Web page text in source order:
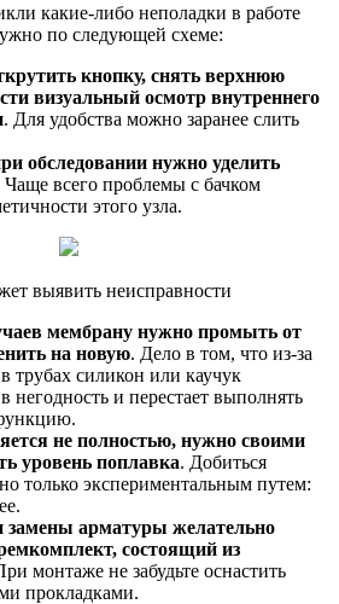
какие-либо неполадки в работе
по следующей схеме:
кнопку, снять верхнюю
визуальный осмотр внутреннего
. Для удобства можно заранее слить
обследовании нужно уделить
Чаще всего проблемы с бачком
этого узла.
выявить неисправности
мембрану нужно промыть от
на новую. Дело в том, что из-за
трубах силикон или каучук
негодность и перестает выполнять
не полностью, нужно своими
уровень поплавка. Добиться
только экспериментальным путем:
замены арматуры желательно
состоящий из
монтаже не забудьте оснастить
прокладками.